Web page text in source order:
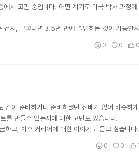
서 고민 중입니다. 어떤 계기로 미국 박사 과정에
지, 그렇다면 3.5년 만에 졸업하는 것이 가능한
0 0 0
이 준비하거나 준비하셨던 선배가 없어 비슷하
를 만들수 있는지에 대한 고민도 있습니다.
하고, 이후 커리어에 대한 이야기도 듣고 싶습니다.
0 0 1